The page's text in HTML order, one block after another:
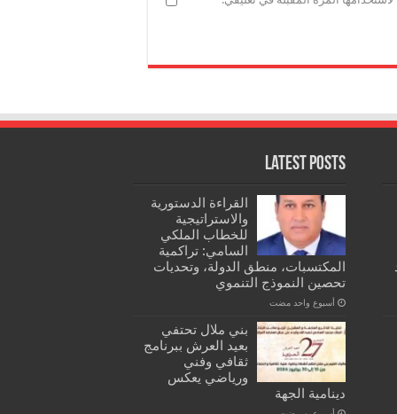
Latest Posts
القراءة الدستورية
والاستراتيجية
للخطاب الملكي
السامي: تراكمية
المكتسبات، منطق الدولة، وتحديات
تحصين النموذج التنموي
‏أسبوع واحد مضت
بني ملال تحتفي
بعيد العرش ببرنامج
ثقافي وفني
ورياضي يعكس
دينامية الجهة